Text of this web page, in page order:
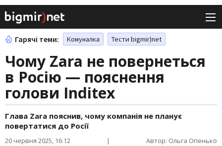
Гарячі теми: Комуналка Тести bigmir)net
Чому Zara не повернеться
в Росію — пояснення
голови Inditex
Глава Zara пояснив, чому компанія не планує
повертатися до Росії
20 червня 2025, 16:12 | Автор: Ольга Опенько